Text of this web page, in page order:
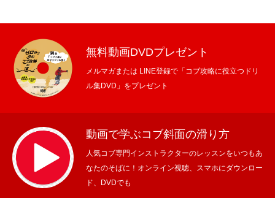
無料動画DVDプレゼント
メルマガまたは LINE登録で「コブ攻略に役立つドリ
ル集DVD」をプレゼント
動画で学ぶコブ斜面の滑り方
人気コブ専門インストラクターのレッスンをいつもあ
なたのそばに！オンライン視聴、スマホにダウンロー
ド、DVDでも